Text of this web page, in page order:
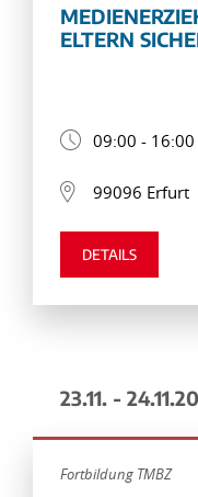
ELTERN
09:00 -
99096 Erfurt
DETAILS
23.11. -
Fortbildung TMBZ